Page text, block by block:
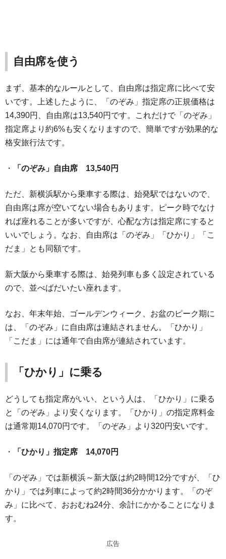
自由席を使う
まず、基本的なルールとして、自由席は指定席に比べて安
いです。上述したように、「のぞみ」指定席の正規価格は
14,390円、自由席は13,540円です。これだけで「のぞみ」
指定席より約6%も安くなりますので、簡単ですが効果的な
格安旅行法です。
・ 「のぞみ」自由席 13,540円
ただ、新横浜駅から乗車する際は、始発駅ではないので、
自由席は席が空いてない場合もあります。ピーク時でなけ
れば座れることが多いですが、心配な方は指定席にすると
いいでしょう。なお、自由席は「のぞみ」「ひかり」「こ
だま」とも同額です。
新大阪から乗車する際は、始発列車も多く設定されている
ので、並べばだいたい座れます。
なお、年末年始、ゴールデンウィーク、お盆のピーク期に
は、「のぞみ」に自由席は連結されません。「ひかり」
「こだま」には通年で自由席が連結されています。
「ひかり」に乗る
どうしても指定席がいい、という人は、「ひかり」に乗る
と「のぞみ」より安くなります。「ひかり」の指定席料金
は通常期14,070円です。「のぞみ」より320円安いです。
・ 「ひかり」指定席 14,070円
「のぞみ」では新横浜～新大阪は約2時間12分ですが、「ひ
かり」では列車によって約2時間36分かかります。「のぞ
み」に比べて、おおむね24分、余計にかかることになりま
す。
広告